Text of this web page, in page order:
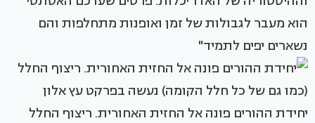
הוא מעבר לגבולות של זמן ואופנות מתחלפות והם
נשארים יפים לתמיד"
יחידת ההורים פונה אל החזית האחורית. ריצוף החלל